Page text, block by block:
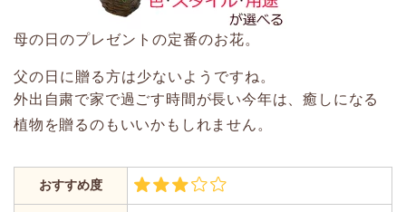
母の日のプレゼントの定番のお花。
父の日に贈る方は少ないようですね。
外出自粛で家で過ごす時間が長い今年は、癒しになる
植物を贈るのもいいかもしれません。
おすすめ度